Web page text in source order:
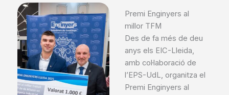
Premi Enginyers al
millor TFM
Des de fa més de deu
anys els EIC-Lleida,
amb col·laboració de
l’EPS-UdL, organitza el
Premi Enginyers al